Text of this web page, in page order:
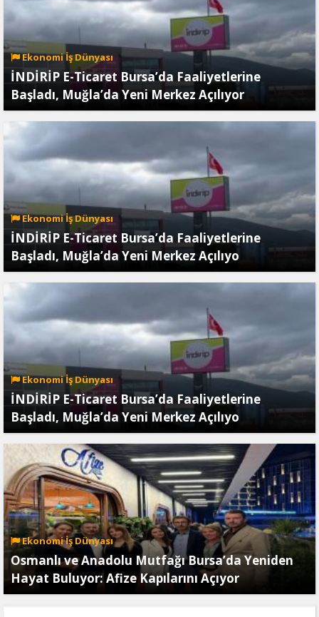
Ekonomi İş Dünyası
İNDİRİP E-Ticaret Bursa’da Faaliyetlerine
Başladı, Muğla’da Yeni Merkez Açılıyor
Ekonomi İş Dünyası
İNDİRİP E-Ticaret Bursa’da Faaliyetlerine
Başladı, Muğla’da Yeni Merkez Açılıyo
Ekonomi İş Dünyası
İNDİRİP E-Ticaret Bursa’da Faaliyetlerine
Başladı, Muğla’da Yeni Merkez Açılıyo
Ekonomi İş Dünyası
Osmanlı ve Anadolu Mutfağı Bursa’da Yeniden
Hayat Buluyor: Afize Kapılarını Açıyor